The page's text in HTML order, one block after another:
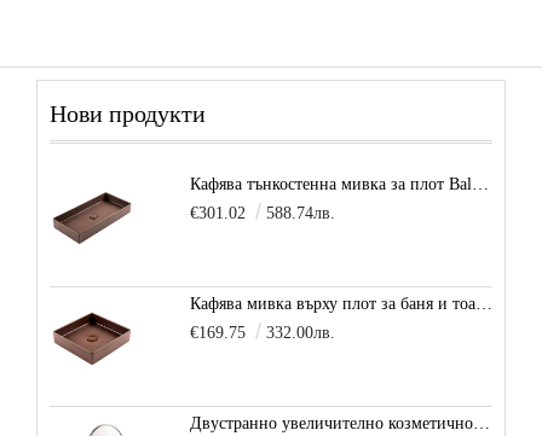
Нови продукти
Кафява тънкостенна мивка за плот Balance, цвят - карамел
€301.02
588.74лв.
Кафява мивка върху плот за баня и тоалетна Decente, цвят - карамел
€169.75
332.00лв.
Двустранно увеличително козметично огледало за баня Vitra Arkitekt